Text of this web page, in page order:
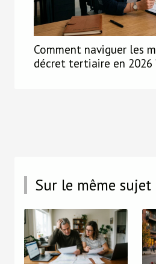
Comment naviguer les
décret tertiaire en 2026
Sur le même sujet